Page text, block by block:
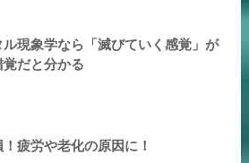
ル現象学なら「滅びていく感覚」が
覚だと分かる
疲労や老化の原因に！